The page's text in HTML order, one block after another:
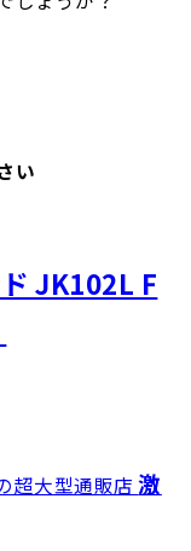
い
JK102L F
超大型通販店激